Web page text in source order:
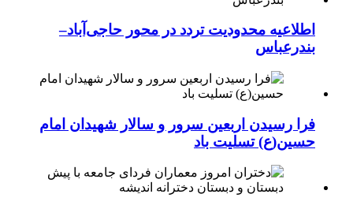
اطلاعیه محدودیت تردد در محور حاجی‌آباد–
بندرعباس
فرا رسیدن اربعین سرور و سالار شهیدان امام
حسین(ع) تسلیت باد